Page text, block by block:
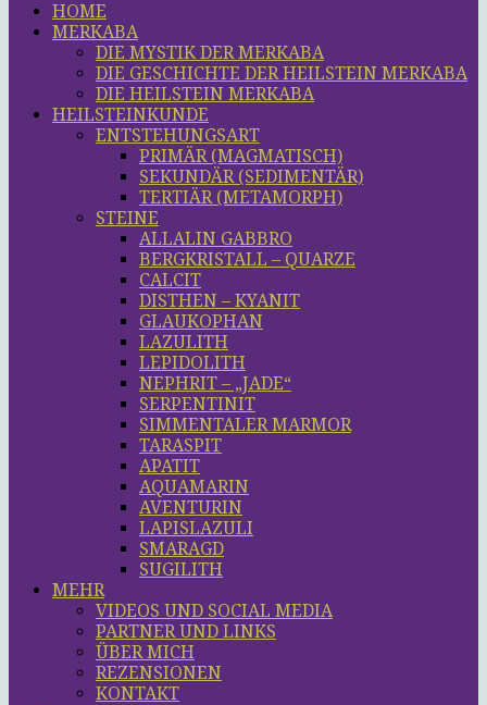
HOME
MERKABA
DIE MYSTIK DER MERKABA
DIE GESCHICHTE DER HEILSTEIN MERKABA
DIE HEILSTEIN MERKABA
HEILSTEINKUNDE
ENTSTEHUNGSART
PRIMÄR (MAGMATISCH)
SEKUNDÄR (SEDIMENTÄR)
TERTIÄR (METAMORPH)
STEINE
ALLALIN GABBRO
BERGKRISTALL – QUARZE
CALCIT
DISTHEN – KYANIT
GLAUKOPHAN
LAZULITH
LEPIDOLITH
NEPHRIT – „JADE“
SERPENTINIT
SIMMENTALER MARMOR
TARASPIT
APATIT
AQUAMARIN
AVENTURIN
LAPISLAZULI
SMARAGD
SUGILITH
MEHR
VIDEOS UND SOCIAL MEDIA
PARTNER UND LINKS
ÜBER MICH
REZENSIONEN
KONTAKT